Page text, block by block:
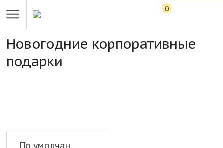
0
Новогодние корпоративные
подарки
По умолчанию